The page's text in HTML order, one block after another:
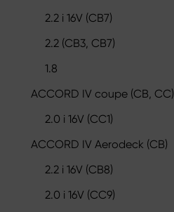
2.2 i 16V (CB7)
2.2 (CB3, CB7)
1.8
ACCORD IV coupe (CB, CC)
2.0 i 16V (CC1)
ACCORD IV Aerodeck (CB)
2.2 i 16V (CB8)
2.0 i 16V (CC9)